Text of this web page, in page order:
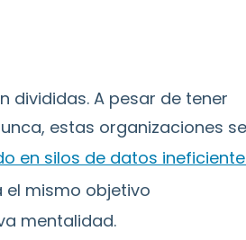
divididas. A pesar de tener
estas organizaciones se
en silos de datos
mismo objetivo
mentalidad.